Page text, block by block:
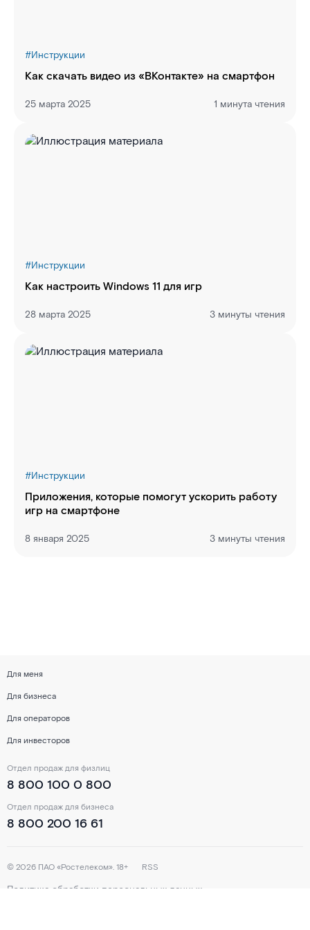
#Инструкции
Как скачать видео из «ВКонтакте» на смартфон
25 марта 2025 1 минута чтения
#Инструкции
Как настроить Windows 11 для игр
28 марта 2025 3 минуты чтения
#Инструкции
Приложения, которые помогут ускорить работу
игр на смартфоне
8 января 2025 3 минуты чтения
Для меня
Для бизнеса
Для операторов
Для инвесторов
Отдел продаж для бизнеса
8 800 200 16 61
Отдел продаж для физлиц
8 800 100 0 800
© 2026 ПАО «Ростелеком». 18+ RSS
Политика обработки персональных данных